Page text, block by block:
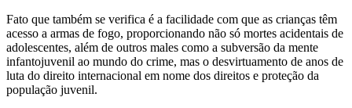
Fato que também se verifica é a facilidade com que as crianças têm
acesso a armas de fogo, proporcionando não só mortes acidentais de
adolescentes, além de outros males como a subversão da mente
infantojuvenil ao mundo do crime, mas o desvirtuamento de anos de
luta do direito internacional em nome dos direitos e proteção da
população juvenil.